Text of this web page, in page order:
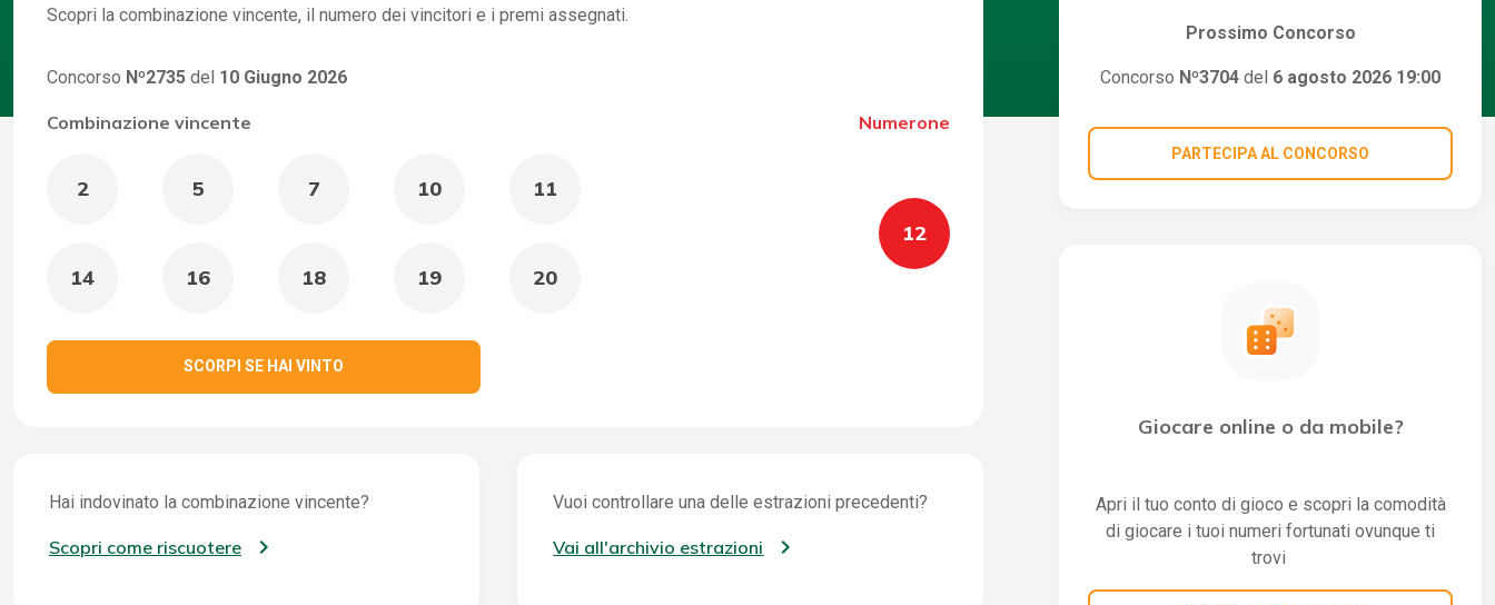
Scopri la combinazione vincente, il numero dei vincitori e i premi assegnati.
Concorso Nº2735 del 10 Giugno 2026
Combinazione vincente Numerone
2 5 7 10 11
14 16 18 19 20
12
SCORPI SE HAI VINTO
Hai indovinato la combinazione vincente?
Scopri come riscuotere
Vuoi controllare una delle estrazioni precedenti?
Vai all'archivio estrazioni
Prossimo Concorso
Concorso Nº3704 del 6 agosto 2026 19:00
PARTECIPA AL CONCORSO
Giocare online o da mobile?
Apri il tuo conto di gioco e scopri la comodità
di giocare i tuoi numeri fortunati ovunque ti
trovi